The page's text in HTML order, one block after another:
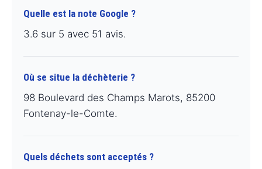
Quelle est la note Google ?
3.6 sur 5 avec 51 avis.
Où se situe la déchèterie ?
98 Boulevard des Champs Marots, 85200
Fontenay-le-Comte.
Quels déchets sont acceptés ?